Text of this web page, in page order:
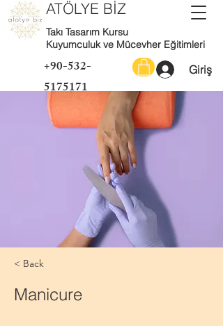
ATÖLYE BİZ
Takı Tasarım Kursu
Kuyumculuk ve Mücevher Eğitimleri
+90-532-
5175171
Giriş
< Back
Manicure